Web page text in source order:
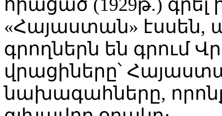
հիացած (1929թ.)
«Հայաստան» էսսեն,
գրողներն են գրում
վրացիները՝
նախագահները,